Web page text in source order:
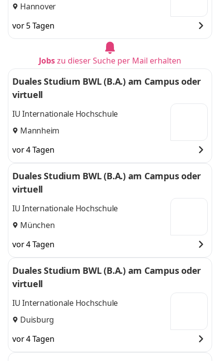
Hannover
vor 5 Tagen
Jobszu dieser Suche per Mail erhalten
Duales Studium BWL (B.A.) am Campus oder
virtuell
IU Internationale Hochschule
Mannheim
vor 4 Tagen
Duales Studium BWL (B.A.) am Campus oder
virtuell
IU Internationale Hochschule
München
vor 4 Tagen
Duales Studium BWL (B.A.) am Campus oder
virtuell
IU Internationale Hochschule
Duisburg
vor 4 Tagen